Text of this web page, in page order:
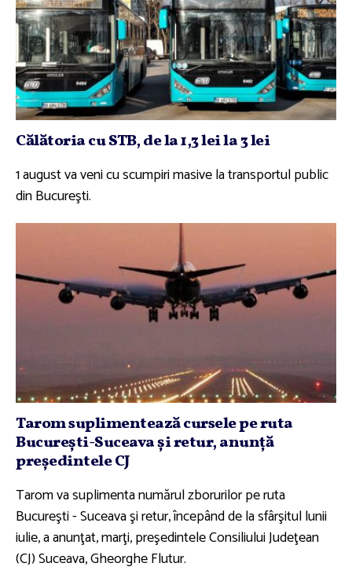
Călătoria cu STB, de la 1,3 lei la 3 lei
1 august va veni cu scumpiri masive la transportul public
din Bucureşti.
Tarom suplimentează cursele pe ruta
Bucureşti-Suceava şi retur, anunţă
preşedintele CJ
Tarom va suplimenta numărul zborurilor pe ruta
Bucureşti - Suceava şi retur, începând de la sfârşitul lunii
iulie, a anunţat, marţi, preşedintele Consiliului Judeţean
(CJ) Suceava, Gheorghe Flutur.